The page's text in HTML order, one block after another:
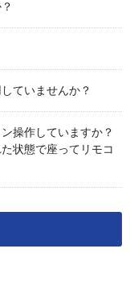
ていませんか？
操作していますか？
状態で座ってリモコ